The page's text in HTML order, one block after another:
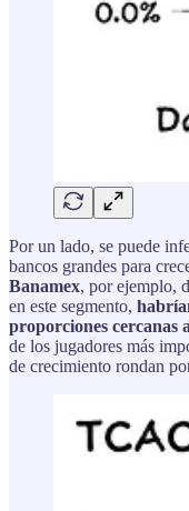
Por un lado, se puede
bancos grandes para
Banamex, por ejemplo,
en este segmento,
proporciones cercanas
de los jugadores más
de crecimiento rondan